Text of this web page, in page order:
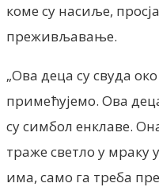
коме су насиље,
преживљавање.
„Ова деца су свуда
примећујемо. Ова
су симбол енклаве.
траже светло у мраку
има, само га треба